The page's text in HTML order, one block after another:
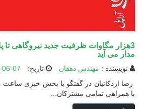
3هزار مگاوات ظرفیت جدید نیروگاهی تا
مدار می آید
نویسنده : مهندس دهقان تاریخ:
06-07
با همراهی تمامی مشترکان...